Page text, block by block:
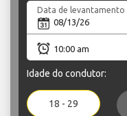
Data de levantamento
Idade do condutor:
18 - 29